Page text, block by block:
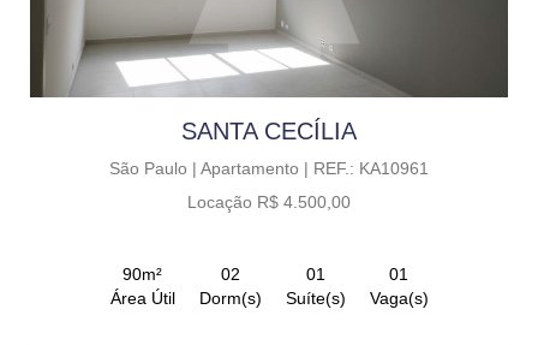
SANTA CECÍLIA
São Paulo | Apartamento | REF.: KA10961
Locação R$ 4.500,00
90m²
Área Útil
02
Dorm(s)
01
Suíte(s)
01
Vaga(s)